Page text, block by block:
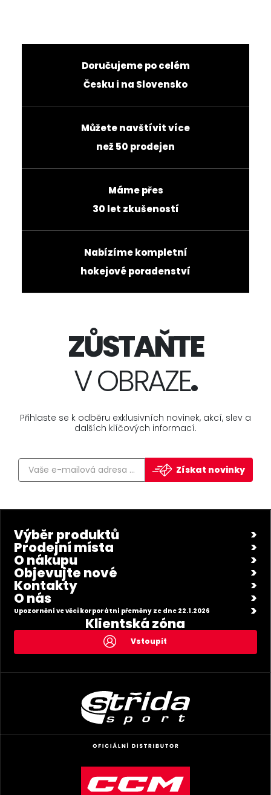
Doručujeme po celém
Česku i na Slovensko
Můžete navštívit více
než 50 prodejen
Máme přes
30 let zkušeností
Nabízíme kompletní
hokejové poradenství
ZŮSTAŇTE
V OBRAZE.
Přihlaste se k odběru exklusivních novinek, akcí, slev a
dalších klíčových informací.
Získat novinky
Výběr produktů
Prodejní místa
O nákupu
Objevujte nové
Kontakty
O nás
Upozornění ve věci korporátní přeměny ze dne 22.1.2026
Klientská zóna
Vstoupit